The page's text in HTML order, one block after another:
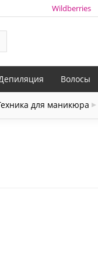
Wildberries
для маникюра
Волосы